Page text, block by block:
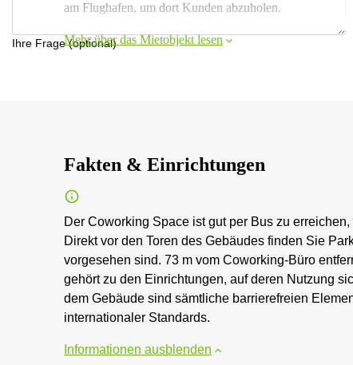
Ihre Frage (optional)
am Flughafen, um dort Kunden abzuholen.
Mehr über das Mietobjekt lesen
Fakten & Einrichtungen
Der Coworking Space ist gut per Bus zu
Direkt vor den Toren des Gebäudes finden Sie
vorgesehen sind. 73 m vom Coworking-Büro
gehört zu den Einrichtungen, auf deren Nutzung
dem Gebäude sind sämtliche barrierefreien
internationaler Standards.
Informationen ausblenden